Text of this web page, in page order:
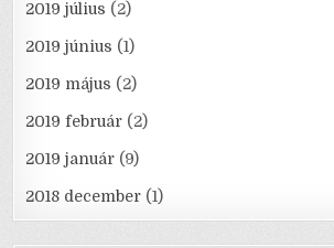
2019 július (2)
2019 június (1)
2019 május (2)
2019 február (2)
2019 január (9)
2018 december (1)